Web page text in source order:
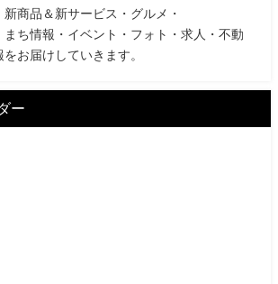
新商品＆新サービス・グルメ・
まち情報・イベント・フォト・求人・不動
お届けしていきます。
ー